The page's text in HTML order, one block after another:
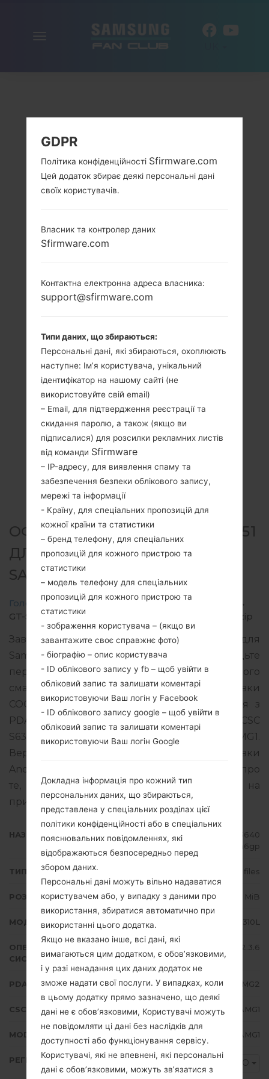
ОФІЦІЙНА ПРОШИВКА #135951
ДЛЯ GT-S6310L -
SAMSUNGGALAXY Y DUOS
Головна →Galaxy Y Duos →SamsungGT-S6310L
→
GT-S6310L_COO_1_20140814163640_pfww4fa6gp.zip
Завантажте останнє оновлення прошивки для
Samsung Galaxy Y Duos, але не забудьте
перевірити, чи відповідає номер моделі вашого
смартфона вказаному GT-S6310L. Код прошивки
COO для COLOMBIA. Продукт поставляється з
PDA версією S6310LUBAMG2 версія CSC
S6310LUUBAMG1, MODEM версия S6310LUBAMG1.
Версія операційної системи даної прошивки
Android Gingerbread 2.3.6. Повна інструкція про
те, як прошивати стокову прошивку на
пристроях Samsung
тут
НАЗВА ФАЙЛУ
GT-S6310L_COO_1_20140814163640
_pfww4fa6gp
ТИП ПРОШИВКИ 4 files
РОЗМІР ФАЙЛУ 581.56 MiB
МОДЕЛЬ Samsung GT-S6310L
ОПЕРАЦІЙНА
СИСТЕМА
Android Gingerbread 2.3.6
PDA/AP ВЕРСІЯ S6310LUBAMG2
CSC ВЕРСІЯ S6310LUUBAMG1
MODEM/CP ВЕРСІЯ S6310LUBAMG1
РЕГІОН COO
GDPR
Політика конфіденційності Sfirmware.com
Цей додаток збирає деякі персональні дані
своїх користувачів.
Власник та контролер даних
Sfirmware.com
Контактна електронна адреса власника:
support@sfirmware.com
Типи даних, що збираються:
Персональні дані, які збираються, охоплюють
наступне: Ім’я користувача, унікальний
ідентифікатор на нашому сайті (не
використовуйте свій email)
– Email, для підтвердження реєстрації та
скидання паролю, а також (якщо ви
підписалися) для розсилки рекламних листів
від команди Sfirmware
– IP-адресу, для виявлення спаму та
забезпечення безпеки облікового запису,
мережі та інформації
- Країну, для спеціальних пропозицій для
кожної країни та статистики
– бренд телефону, для спеціальних
пропозицій для кожного пристрою та
статистики
– модель телефону для спеціальних
пропозицій для кожного пристрою та
статистики
- зображення користувача – (якщо ви
завантажите своє справжнє фото)
- біографію – опис користувача
- ID облікового запису у fb – щоб увійти в
обліковий запис та залишати коментарі
використовуючи Ваш логін у Facebook
- ID облікового запису google – щоб увійти в
обліковий запис та залишати коментарі
використовуючи Ваш логін Google
Докладна інформація про кожний тип
персональних даних, що збираються,
представлена у спеціальних розділах цієї
політики конфіденційності або в спеціальних
пояснювальних повідомленнях, які
відображаються безпосередньо перед
збором даних.
Персональні дані можуть вільно надаватися
користувачем або, у випадку з даними про
використання, збиратися автоматично при
використанні цього додатка.
Якщо не вказано інше, всі дані, які
вимагаються цим додатком, є обов’язковими,
і у разі ненадання цих даних додаток не
зможе надати свої послуги. У випадках, коли
в цьому додатку прямо зазначено, що деякі
дані не є обов’язковими, Користувачі можуть
не повідомляти ці дані без наслідків для
доступності або функціонування сервісу.
Користувачі, які не впевнені, які персональні
дані є обов’язковими, можуть зв’язатися з